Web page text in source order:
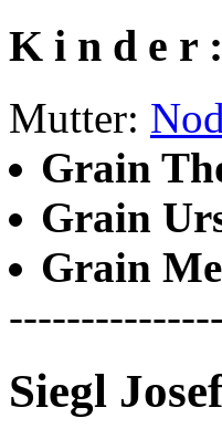
K i n d e r :
Mutter:
Grain
Grain
Grain
Siegl Josef